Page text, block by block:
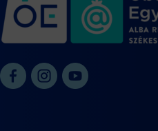
Záróvizsga